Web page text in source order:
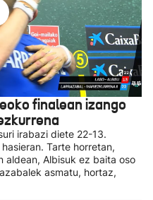
finalean izango
irabazi diete 22-13.
Tarte horretan,
aldean, Albisuk ez baita oso
asmatu, hortaz,